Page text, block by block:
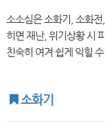
소소심은 소화기, 소화
히면 재난, 위기상황 시
친숙히 여겨 쉽게 익힐
소화기